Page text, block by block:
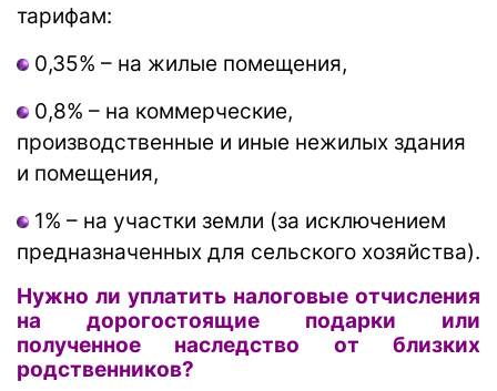
тарифам:
0,35% – на жилые помещения,
0,8% – на коммерческие,
производственные и иные нежилых здания
и помещения,
1% – на участки земли (за исключением
предназначенных для сельского хозяйства).
Нужно ли уплатить налоговые отчисления
на дорогостоящие подарки или
полученное наследство от близких
родственников?